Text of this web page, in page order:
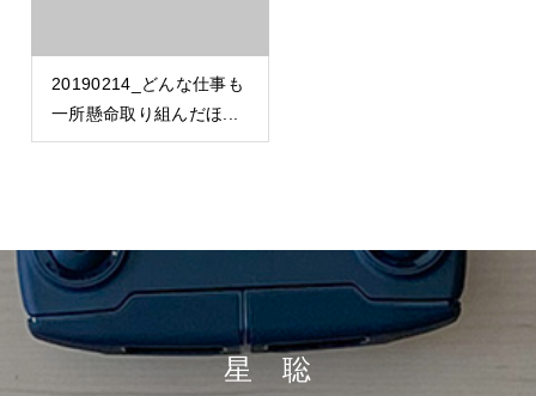
20190214_どんな仕事も
一所懸命取り組んだほ...
星 聡